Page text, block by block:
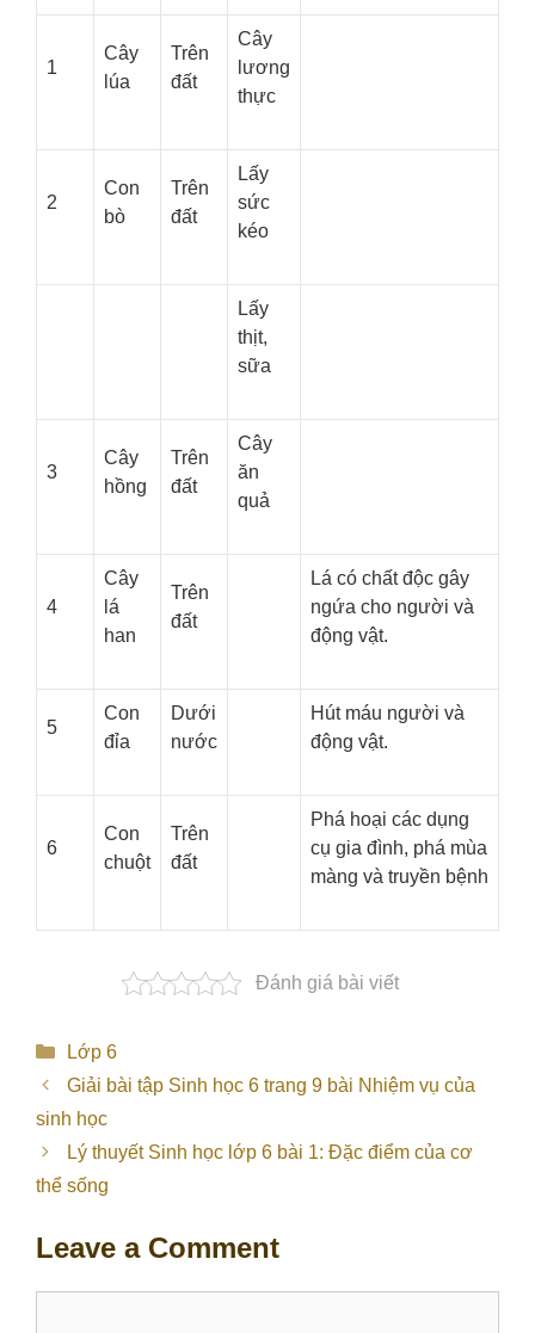
1
Cây
lúa
Trên
đất
Cây
lương
thực
2
Con
bò
Trên
đất
Lấy
sức
kéo
Lấy
thịt,
sữa
3
Cây
hồng
Trên
đất
Cây
ăn
quả
4
Cây
lá
han
Trên
đất
Lá có chất độc gây
ngứa cho người và
động vật.
5
Con
đỉa
Dưới
nước
Hút máu người và
động vật.
6
Con
chuột
Trên
đất
Phá hoại các dụng
cụ gia đình, phá mùa
màng và truyền bệnh
Đánh giá bài viết
Categories
Lớp 6
Giải bài tập Sinh học 6 trang 9 bài Nhiệm vụ của
sinh học
Lý thuyết Sinh học lớp 6 bài 1: Đặc điểm của cơ
thể sống
Leave a Comment